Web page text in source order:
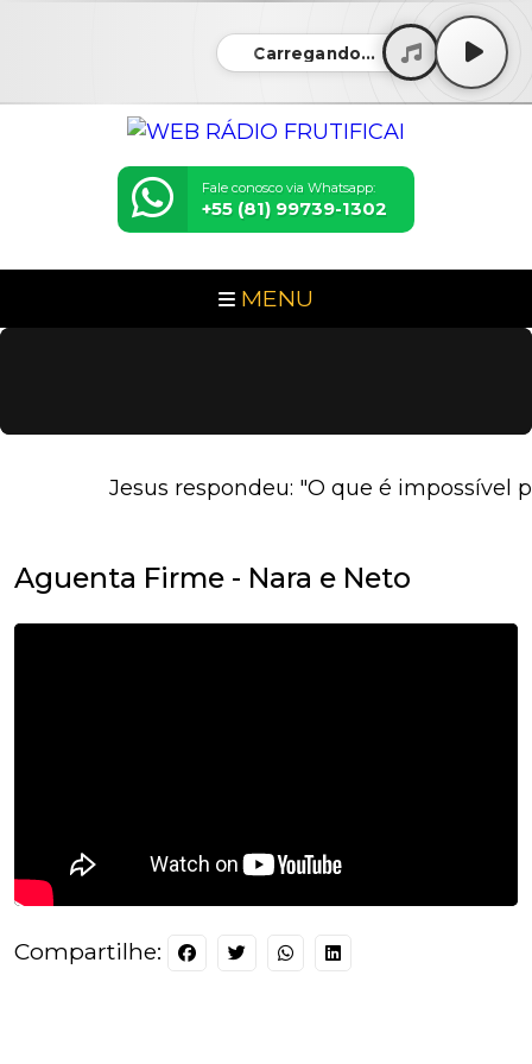
Carregando...
Fale conosco via Whatsapp:
+55 (81) 99739-1302
MENU
Jesus respondeu: "O que é impossível
Aguenta Firme - Nara e Neto
Compartilhe: